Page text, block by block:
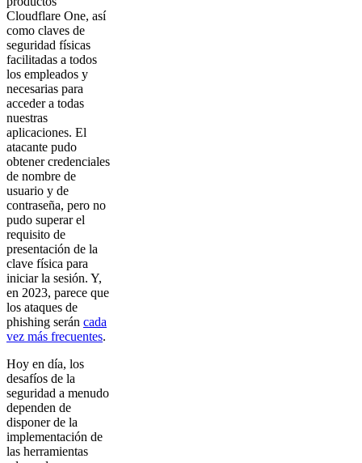
Cloudflare One, así
como claves de
seguridad físicas
facilitadas a todos
los empleados y
necesarias para
acceder a todas
nuestras
aplicaciones. El
atacante pudo
obtener credenciales
de nombre de
usuario y de
contraseña, pero no
pudo superar el
requisito de
presentación de la
clave física para
iniciar la sesión. Y,
en 2023, parece que
los ataques de
phishing serán cada
vez más frecuentes.
Hoy en día, los
desafíos de la
seguridad a menudo
dependen de
disponer de la
implementación de
las herramientas